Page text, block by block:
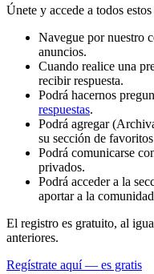
Únete y accede a todos
Navegue por nuestro
anuncios.
Cuando realice una
recibir respuesta.
Podrá hacernos
respuestas.
Podrá agregar
su sección de
Podrá comunicarse
privados.
Podrá acceder a la
aportar a la
El registro es gratuito, al
anteriores.
Regístrate aquí — es gratis